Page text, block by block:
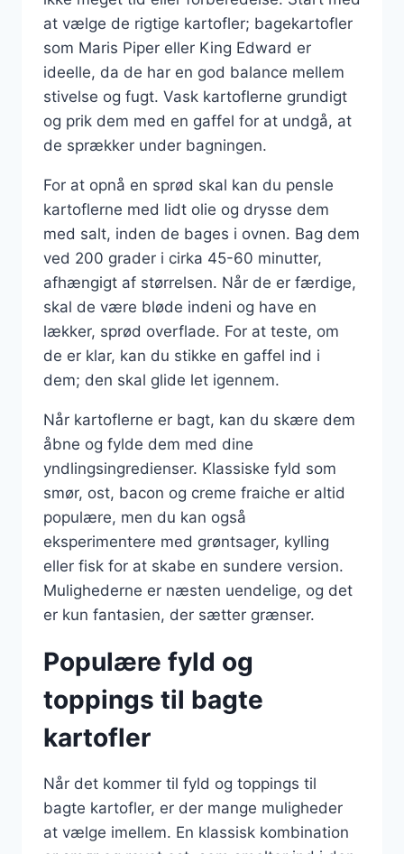
at vælge de rigtige kartofler; bagekartofler
som Maris Piper eller King Edward er
ideelle, da de har en god balance mellem
stivelse og fugt. Vask kartoflerne grundigt
og prik dem med en gaffel for at undgå, at
de sprækker under bagningen.
For at opnå en sprød skal kan du pensle
kartoflerne med lidt olie og drysse dem
med salt, inden de bages i ovnen. Bag dem
ved 200 grader i cirka 45-60 minutter,
afhængigt af størrelsen. Når de er færdige,
skal de være bløde indeni og have en
lækker, sprød overflade. For at teste, om
de er klar, kan du stikke en gaffel ind i
dem; den skal glide let igennem.
Når kartoflerne er bagt, kan du skære dem
åbne og fylde dem med dine
yndlingsingredienser. Klassiske fyld som
smør, ost, bacon og creme fraiche er altid
populære, men du kan også
eksperimentere med grøntsager, kylling
eller fisk for at skabe en sundere version.
Mulighederne er næsten uendelige, og det
er kun fantasien, der sætter grænser.
Populære fyld og
toppings til bagte
kartofler
Når det kommer til fyld og toppings til
bagte kartofler, er der mange muligheder
at vælge imellem. En klassisk kombination